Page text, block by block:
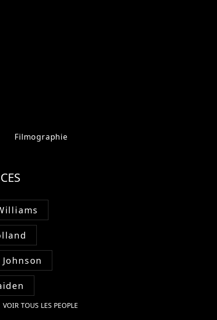
Filmographie
VOIR TOUS LES PEOPLE